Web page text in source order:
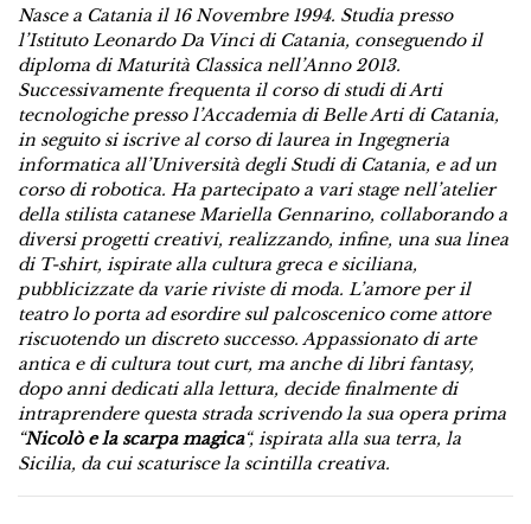
Nasce a Catania il 16 Novembre 1994. Studia presso
l’Istituto Leonardo Da Vinci di Catania, conseguendo il
diploma di Maturità Classica nell’Anno 2013.
Successivamente frequenta il corso di studi di Arti
tecnologiche presso l’Accademia di Belle Arti di Catania,
in seguito si iscrive al corso di laurea in Ingegneria
informatica all’Università degli Studi di Catania, e ad un
corso di robotica. Ha partecipato a vari stage nell’atelier
della stilista catanese Mariella Gennarino, collaborando a
diversi progetti creativi, realizzando, infine, una sua linea
di T-shirt, ispirate alla cultura greca e siciliana,
pubblicizzate da varie riviste di moda. L’amore per il
teatro lo porta ad esordire sul palcoscenico come attore
riscuotendo un discreto successo. Appassionato di arte
antica e di cultura tout curt, ma anche di libri fantasy,
dopo anni dedicati alla lettura, decide finalmente di
intraprendere questa strada scrivendo la sua opera prima
“Nicolò e la scarpa magica“, ispirata alla sua terra, la
Sicilia, da cui scaturisce la scintilla creativa.